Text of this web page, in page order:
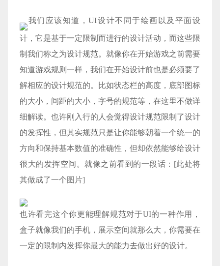
我们应该知道，UI设计不同于绘画以及平面设
计，它是基于一定限制而进行的设计活动，而这些限
制我们称之为设计规范。就像你在开始游戏之前需要
知道游戏规则一样，我们在开始设计前也是必须要了
解相应的设计规范的。比如状态栏的高度，底部图标
的大小，间距的大小，字号的规范等，在这里不做详
细解读。也许刚入行的人会觉得设计规范限制了设计
的发挥性，但其实规范只是让你能够朝着一个统一的
方向和保持基本数值的准确性，但却依然能够给设计
很大的发挥空间。就像之前看到的一段话：[此处将
其做成了一个图片]
也许看完这个你更能理解规范对于UI的一种作用，
盒子就像我们的手机，展示空间就那么大，你需要在
一定的限制内发挥你最大的能力去做出好的设计。